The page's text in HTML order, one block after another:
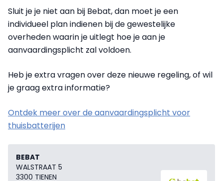
Sluit je je niet aan bij Bebat, dan moet je een
individueel plan indienen bij de gewestelijke
overheden waarin je uitlegt hoe je aan je
aanvaardingsplicht zal voldoen.
Heb je extra vragen over deze nieuwe regeling, of wil
je graag extra informatie?
Ontdek meer over de aanvaardingsplicht voor
thuisbatterijen
BEBAT
WALSTRAAT 5
3300 TIENEN